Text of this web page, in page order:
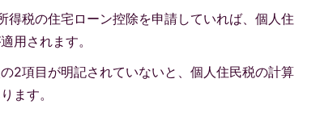
得税の住宅ローン控除を申請していれば、個人住
用されます。
2項目が明記されていないと、個人住民税の計算
ます。